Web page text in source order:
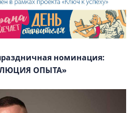
номинация:
ОПЫТА»